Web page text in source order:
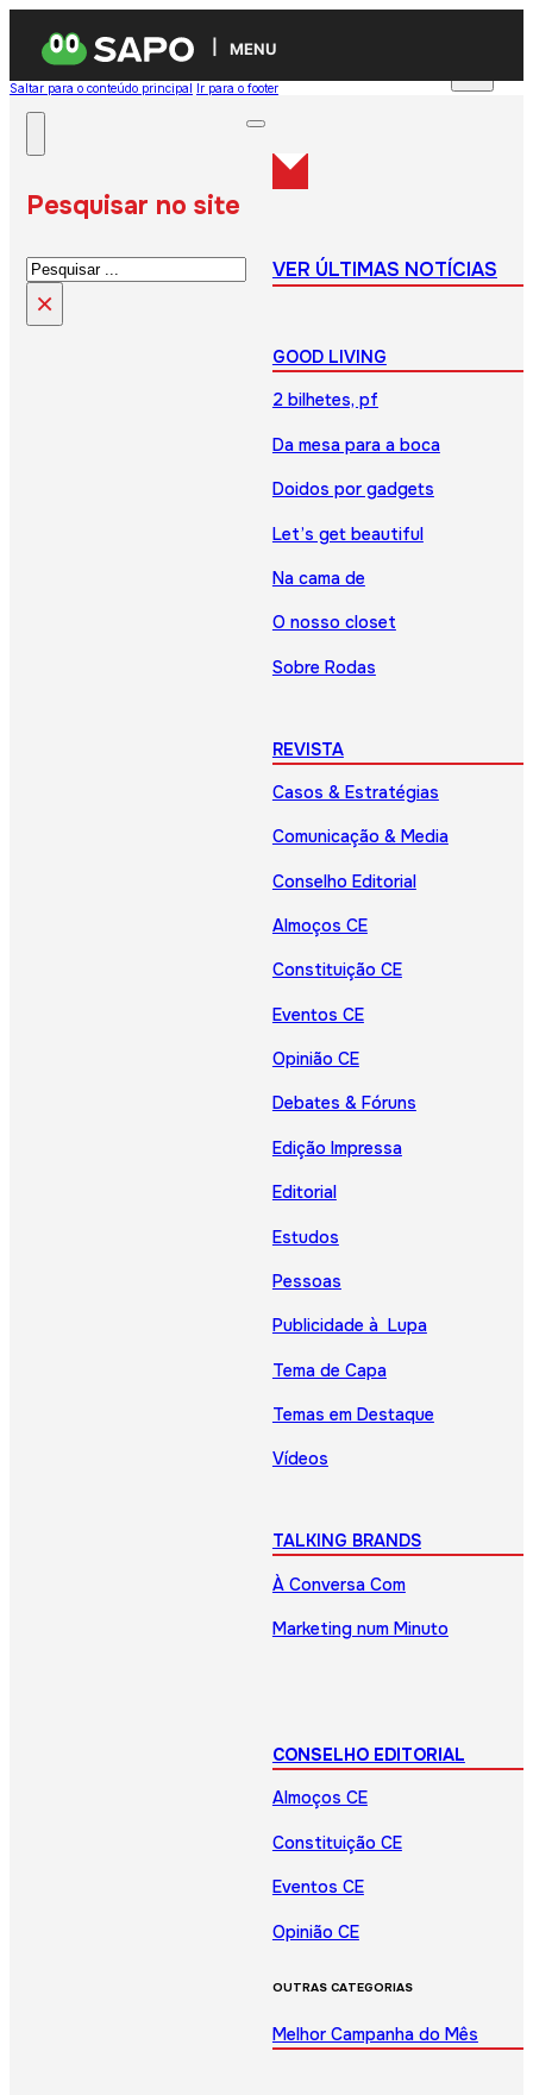
MENU
Saltar para o conteúdo principal Ir para o footer
Pesquisar no site
Pesquisar
×
VER ÚLTIMAS NOTÍCIAS
GOOD LIVING
2 bilhetes, pf
Da mesa para a boca
Doidos por gadgets
Let’s get beautiful
Na cama de
O nosso closet
Sobre Rodas
REVISTA
Casos & Estratégias
Comunicação & Media
Conselho Editorial
Almoços CE
Constituição CE
Eventos CE
Opinião CE
Debates & Fóruns
Edição Impressa
Editorial
Estudos
Pessoas
Publicidade à Lupa
Tema de Capa
Temas em Destaque
Vídeos
TALKING BRANDS
À Conversa Com
Marketing num Minuto
CONSELHO EDITORIAL
Almoços CE
Constituição CE
Eventos CE
Opinião CE
OUTRAS CATEGORIAS
Melhor Campanha do Mês